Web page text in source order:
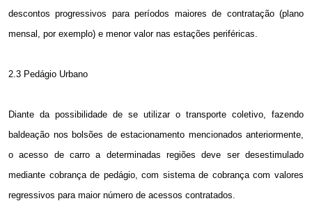
descontos progressivos para períodos maiores de contratação (plano
mensal, por exemplo) e menor valor nas estações periféricas.
2.3 Pedágio Urbano
Diante da possibilidade de se utilizar o transporte coletivo, fazendo
baldeação nos bolsões de estacionamento mencionados anteriormente,
o acesso de carro a determinadas regiões deve ser desestimulado
mediante cobrança de pedágio, com sistema de cobrança com valores
regressivos para maior número de acessos contratados.